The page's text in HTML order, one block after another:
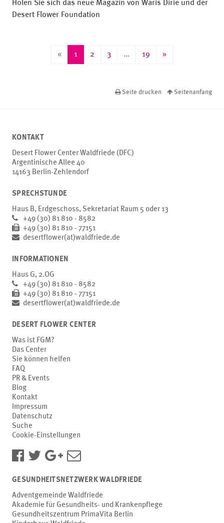
Holen Sie sich das neue Magazin von Waris Dirie und der
Desert Flower Foundation
«« 1 2 3 … 19 »»
Seite drucken Seitenanfang
KONTAKT
Desert Flower Center Waldfriede (DFC)
Argentinische Allee 40
14163 Berlin-Zehlendorf
SPRECHSTUNDE
Haus B, Erdgeschoss, Sekretariat Raum 5 oder 13
+49 (30) 81 810 - 8582
+49 (30) 81 810 - 77151
desertflower(at)waldfriede.de
INFORMATIONEN
Haus G, 2.OG
+49 (30) 81 810 - 8582
+49 (30) 81 810 - 77151
desertflower(at)waldfriede.de
DESERT FLOWER CENTER
Was ist FGM?
Das Center
Sie können helfen
FAQ
PR & Events
Blog
Kontakt
Impressum
Datenschutz
Suche
Cookie-Einstellungen
GESUNDHEITSNETZWERK WALDFRIEDE
Adventgemeinde Waldfriede
Akademie für Gesundheits- und Krankenpflege
Gesundheitszentrum PrimaVita Berlin